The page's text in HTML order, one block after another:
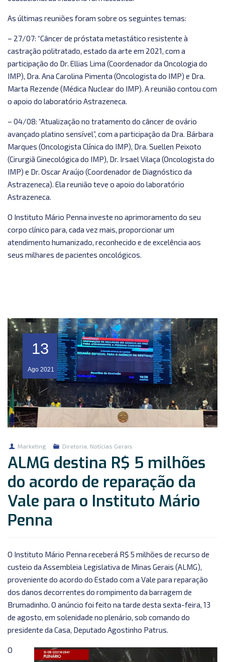
As últimas reuniões foram sobre os seguintes temas:
– 27/07: “Câncer de próstata metastático resistente à
castração politratado, estado da arte em 2021, com a
participação do Dr. Ellias Lima (Coordenador da Oncologia do
IMP), Dra. Ana Carolina Pimenta (Oncologista do IMP) e Dra.
Marta Rezende (Médica Nuclear do IMP). A reunião contou com
o apoio do laboratório Astrazeneca.
– 04/08: “Atualização no tratamento do câncer de ovário
avançado platino sensível”, com a participação da Dra. Bárbara
Marques (Oncologista Clínica do IMP), Dra. Suellen Peixoto
(Cirurgiã Ginecológica do IMP), Dr. Irsael Vilaça (Oncologista do
IMP) e Dr. Oscar Araújo (Coordenador de Diagnóstico da
Astrazeneca). Ela reunião teve o apoio do laboratório
Astrazeneca.
O Instituto Mário Penna investe no aprimoramento do seu
corpo clínico para, cada vez mais, proporcionar um
atendimento humanizado, reconhecido e de excelência aos
seus milhares de pacientes oncológicos.
13
Ago 2021
Marketing Diretoria Notícias Gerais
ALMG destina R$ 5 milhões
do acordo de reparação da
Vale para o Instituto Mário
Penna
O Instituto Mário Penna receberá R$ 5 milhões de recurso de
custeio da Assembleia Legislativa de Minas Gerais (ALMG),
proveniente do acordo do Estado com a Vale para reparação
dos danos decorrentes do rompimento da barragem de
Brumadinho. O anúncio foi feito na tarde desta sexta-feira, 13
de agosto, em solenidade no plenário, sob comando do
presidente da Casa, Deputado Agostinho Patrus.
O